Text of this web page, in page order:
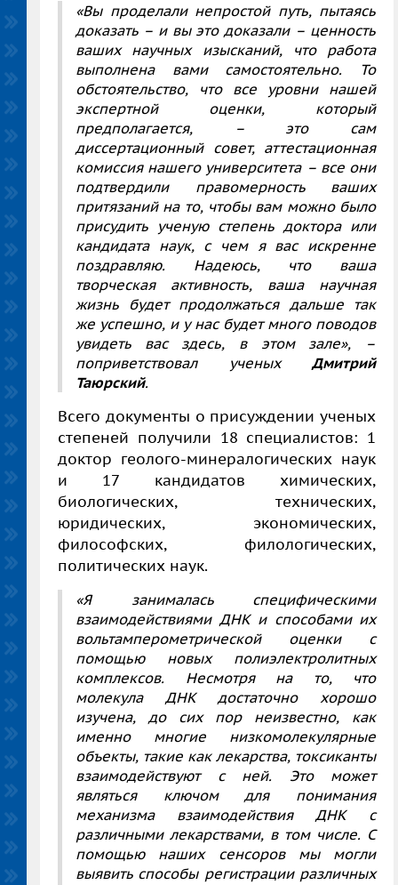
«Вы проделали непростой путь, пытаясь
доказать – и вы это доказали – ценность
ваших научных изысканий, что работа
выполнена вами самостоятельно. То
обстоятельство, что все уровни нашей
экспертной оценки, который
предполагается, – это сам
диссертационный совет, аттестационная
комиссия нашего университета – все они
подтвердили правомерность ваших
притязаний на то, чтобы вам можно было
присудить ученую степень доктора или
кандидата наук, с чем я вас искренне
поздравляю. Надеюсь, что ваша
творческая активность, ваша научная
жизнь будет продолжаться дальше так
же успешно, и у нас будет много поводов
увидеть вас здесь, в этом зале», –
поприветствовал ученых Дмитрий
Таюрский.
Всего документы о присуждении ученых
степеней получили 18 специалистов: 1
доктор геолого-минералогических наук
и 17 кандидатов химических,
биологических, технических,
юридических, экономических,
философских, филологических,
политических наук.
«Я занималась специфическими
взаимодействиями ДНК и способами их
вольтамперометрической оценки с
помощью новых полиэлектролитных
комплексов. Несмотря на то, что
молекула ДНК достаточно хорошо
изучена, до сих пор неизвестно, как
именно многие низкомолекулярные
объекты, такие как лекарства, токсиканты
взаимодействуют с ней. Это может
являться ключом для понимания
механизма взаимодействия ДНК с
различными лекарствами, в том числе. С
помощью наших сенсоров мы могли
выявить способы регистрации различных